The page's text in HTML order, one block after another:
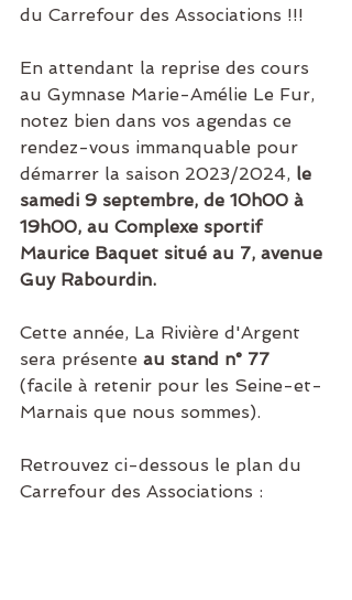
du Carrefour des Associations !!!
En attendant la reprise des cours
au Gymnase Marie-Amélie Le Fur,
notez bien dans vos agendas ce
rendez-vous immanquable pour
démarrer la saison 2023/2024, le
samedi 9 septembre, de 10h00 à
19h00, au Complexe sportif
Maurice Baquet situé au 7, avenue
Guy Rabourdin.
Cette année, La Rivière d'Argent
sera présente au stand n° 77
(facile à retenir pour les Seine-et-
Marnais que nous sommes).
Retrouvez ci-dessous le plan du
Carrefour des Associations :